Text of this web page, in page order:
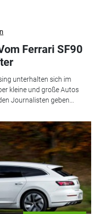
Ferrari SF90
unterhalten sich im
kleine und große Autos
Journalisten geben...